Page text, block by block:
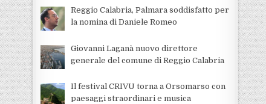
Reggio Calabria, Palmara soddisfatto per
la nomina di Daniele Romeo
Giovanni Laganà nuovo direttore
generale del comune di Reggio Calabria
Il festival CRIVU torna a Orsomarso con
paesaggi straordinari e musica